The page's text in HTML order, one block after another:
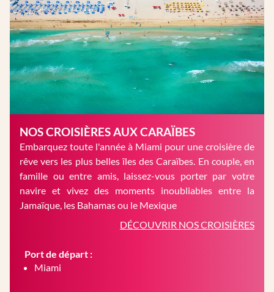
NOS CROISIÈRES AUX CARAÏBES
Embarquez toute l'année à Miami pour une croisière de
rêve vers les plus belles îles des Caraïbes. En couple, en
famille ou entre amis, laissez-vous porter par votre
navire et vivez des moments inoubliables entre la
Jamaïque, les Bahamas ou le Mexique
DÉCOUVRIR NOS CROISIÈRES
Port de départ :
Miami